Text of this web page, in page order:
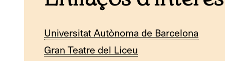
Universitat Autònoma de Barcelona
Gran Teatre del Liceu